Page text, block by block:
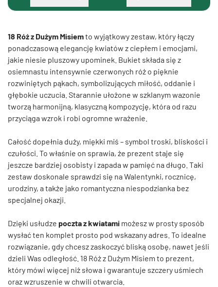
18 Róż z Dużym Misiemto wyjątkowy zestaw, który łączy
ponadczasową elegancję kwiatów z ciepłem i emocjami,
jakie niesie pluszowy upominek. Bukiet składa się z
osiemnastu intensywnie czerwonych róż o pięknie
rozwiniętych pąkach, symbolizujących miłość, oddanie i
głębokie uczucia. Starannie ułożone w szklanym wazonie
tworzą harmonijną, klasyczną kompozycję, która od razu
przyciąga wzrok i robi ogromne wrażenie.
Całość dopełnia duży, miękki miś – symbol troski, bliskości i
czułości. To właśnie on sprawia, że prezent staje się
jeszcze bardziej osobisty i zapada w pamięć na długo. Taki
zestaw doskonale sprawdzi się na Walentynki, rocznicę,
urodziny, a także jako romantyczna niespodzianka bez
specjalnej okazji.
Dzięki usłudze poczta z kwiatami możesz w prosty sposób
wysłać ten komplet prosto pod wskazany adres. To idealne
rozwiązanie, gdy chcesz zaskoczyć bliską osobę, nawet jeśli
dzieli Was odległość. 18 Róż z Dużym Misiem to prezent,
który mówi więcej niż słowa i gwarantuje szczery uśmiech
oraz wzruszenie w chwili otwarcia.